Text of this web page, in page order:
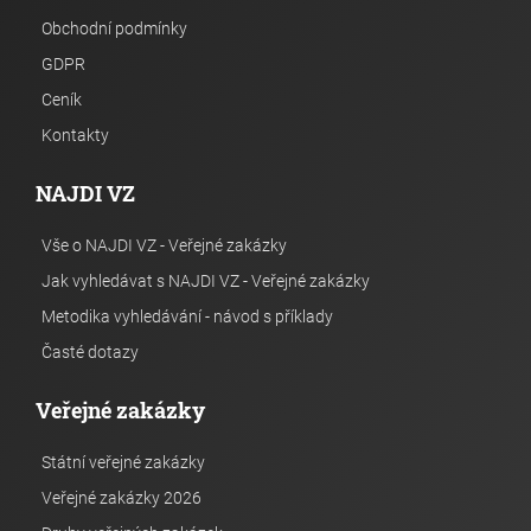
Obchodní podmínky
GDPR
Ceník
Kontakty
NAJDI VZ
Vše o NAJDI VZ - Veřejné zakázky
Jak vyhledávat s NAJDI VZ - Veřejné zakázky
Metodika vyhledávání - návod s příklady
Časté dotazy
Veřejné zakázky
Státní veřejné zakázky
Veřejné zakázky 2026